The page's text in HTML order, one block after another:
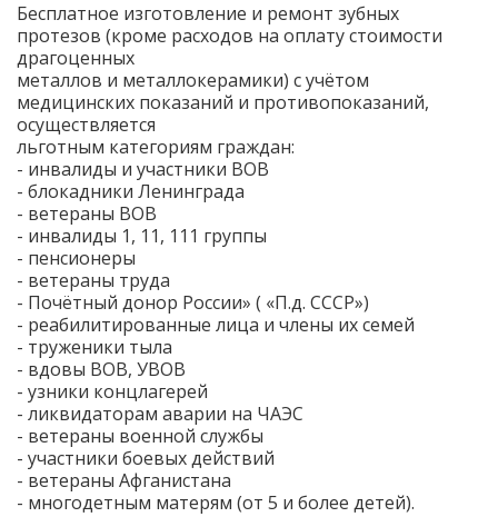
Бесплатное изготовление и ремонт зубных
протезов (кроме расходов на оплату стоимости
драгоценных
металлов и металлокерамики) с учётом
медицинских показаний и противопоказаний,
осуществляется
льготным категориям граждан:
- инвалиды и участники ВОВ
- блокадники Ленинграда
- ветераны ВОВ
- инвалиды 1, 11, 111 группы
- пенсионеры
- ветераны труда
- Почётный донор России» ( «П.д. СССР»)
- реабилитированные лица и члены их семей
- труженики тыла
- вдовы ВОВ, УВОВ
- узники концлагерей
- ликвидаторам аварии на ЧАЭС
- ветераны военной службы
- участники боевых действий
- ветераны Афганистана
- многодетным матерям (от 5 и более детей).